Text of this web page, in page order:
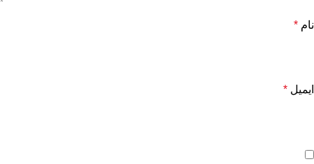
نام *
ایمیل *